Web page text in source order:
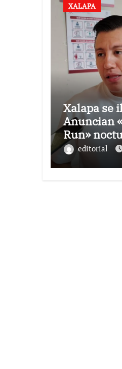
XALAPA
Xalapa se
Anuncian
Run»
neón con
22 de agosto
editorial